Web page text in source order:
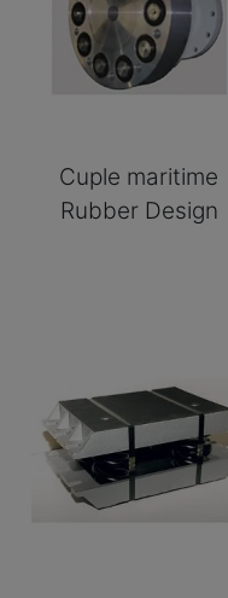
Cuple maritime
Rubber Design